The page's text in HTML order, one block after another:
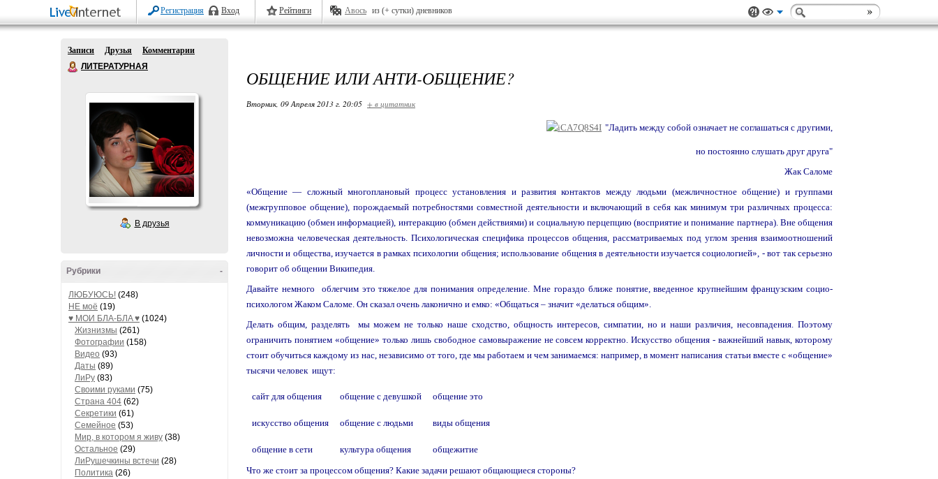
Регистрация Вход Рейтинги Авось из (+ сутки) дневников
Записи Друзья
Комментарии
ЛИТЕРАТУРНАЯ
В друзья
-
Рубрики
ЛЮБУЮСЬ! (248)
НЕ моё (19)
♥ МОИ БЛA-БЛA ♥ (1024)
Жизнизмы (261)
Фотографии (158)
Видео (93)
Даты (89)
ЛиРу (83)
Своими руками (75)
Страна 404 (62)
Секретики (61)
Семейное (53)
Мир, в котором я живу (38)
Остальное (29)
ЛиРушечкины встечи (28)
Политика (26)
ОБЩЕНИЕ ИЛИ АНТИ-ОБЩЕНИЕ?
Вторник, 09 Апреля 2013 г. 20:05 + в цитатник
"Ладить между собой означает не соглашаться с другими,
но постоянно слушать друг друга"
Жак Саломе
«Общение — сложный многоплановый процесс установления и развития контактов между людьми (межличностное общение) и группами
(межгрупповое общение), порождаемый потребностями совместной деятельности и включающий в себя как минимум три различных процесса:
коммуникацию (обмен информацией), интеракцию (обмен действиями) и социальную перцепцию (восприятие и понимание партнера). Вне общения
невозможна человеческая деятельность. Психологическая специфика процессов общения, рассматриваемых под углом зрения взаимоотношений
личности и общества, изучается в рамках психологии общения; использование общения в деятельности изучается социологией», - вот так серьезно
говорит об общении Википедия.
Давайте немного облегчим это тяжелое для понимания определение. Мне гораздо ближе понятие, введенное крупнейшим французским социо-
психологом Жаком Саломе. Он сказал очень лаконично и емко: «Общаться – значит «делаться общим».
Делать общим, разделять мы можем не только наше сходство, общность интересов, симпатии, но и наши различия, несовпадения. Поэтому
ограничить понятием «общение» только лишь свободное самовыражение не совсем корректно.Искусство общения - важнейший навык, которому
стоит обучиться каждому из нас, независимо от того, где мы работаем и чем занимаемся: например, в момент написания статьи вместе с «общение»
тысячи человек ищут:
сайт для общения общение с девушкой общение это
искусство общения общение с людьми виды общения
общение в сети культура общения
общежитие
Что же стоит за процессом общения? Какие задачи решают общающиеся стороны?